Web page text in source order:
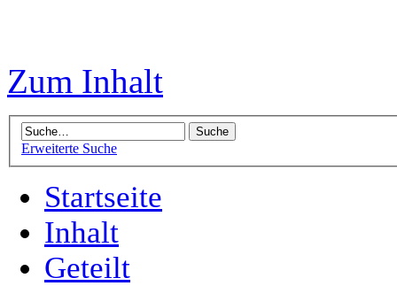
Zum Inhalt
Erweiterte Suche
Startseite
Inhalt
Geteilt